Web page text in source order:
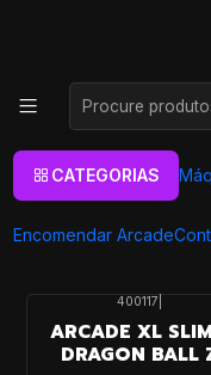
CATEGORIAS
Encomendar Arcade
As melhores
Anime/
FILTROS
400117
ARCADE XL
DRAGON BALL